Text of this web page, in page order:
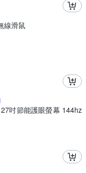
線滑鼠
吋節能護眼螢幕 144hz